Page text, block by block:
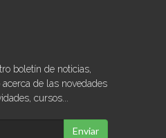
boletín de noticias,
de las novedades
cursos...
Enviar